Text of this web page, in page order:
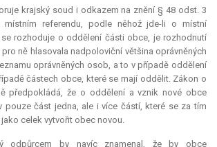
krajský soud i odkazem na znění § 48 odst. 3
referendu, podle něhož jde-li o místní
rozhoduje o oddělení části obce, je rozhodnutí
ně hlasovala nadpoloviční většina oprávněných
oprávněných osob, a to v případě oddělení
částech obce, které se mají oddělit. Zákon o
předpokládá, že o oddělení a vznik nové obce
pouze část jedna, ale i více částí, které se za tím
celek vytvořit obec novou.
odpůrcem by navíc znamenal, že by obce